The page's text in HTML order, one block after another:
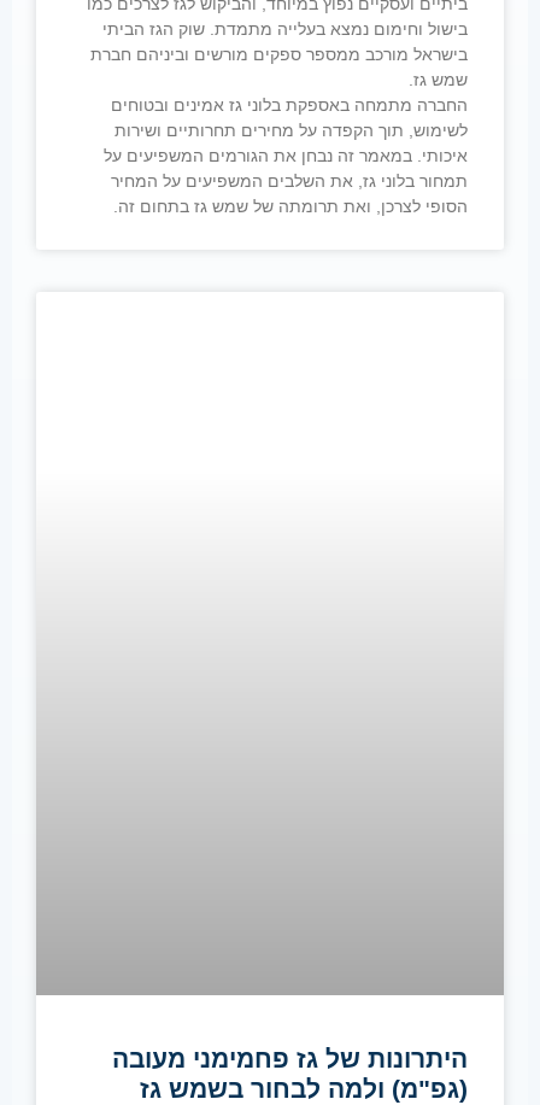
ביתיים ועסקיים נפוץ במיוחד, והביקוש לגז לצרכים כמו
בישול וחימום נמצא בעלייה מתמדת. שוק הגז הביתי
בישראל מורכב ממספר ספקים מורשים וביניהם חברת
שמש גז.
החברה מתמחה באספקת בלוני גז אמינים ובטוחים
לשימוש, תוך הקפדה על מחירים תחרותיים ושירות
איכותי. במאמר זה נבחן את הגורמים המשפיעים על
תמחור בלוני גז, את השלבים המשפיעים על המחיר
הסופי לצרכן, ואת תרומתה של שמש גז בתחום זה.
היתרונות של גז פחמימני מעובה
(גפ"מ) ולמה לבחור בשמש גז